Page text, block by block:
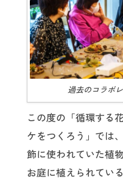
過去のコラボ
この度の「循環する
ケをつくろう」では
飾に使われていた植
お庭に植えられてい